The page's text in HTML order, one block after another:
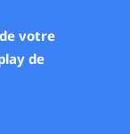
votre
de